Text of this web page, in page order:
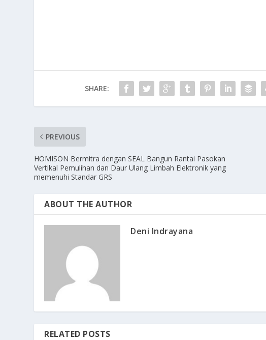
SHARE:
PREVIOUS
HOMISON Bermitra dengan SEAL Bangun Rantai Pasokan
Vertikal Pemulihan dan Daur Ulang Limbah Elektronik yang
memenuhi Standar GRS
ABOUT THE AUTHOR
Deni Indrayana
RELATED POSTS